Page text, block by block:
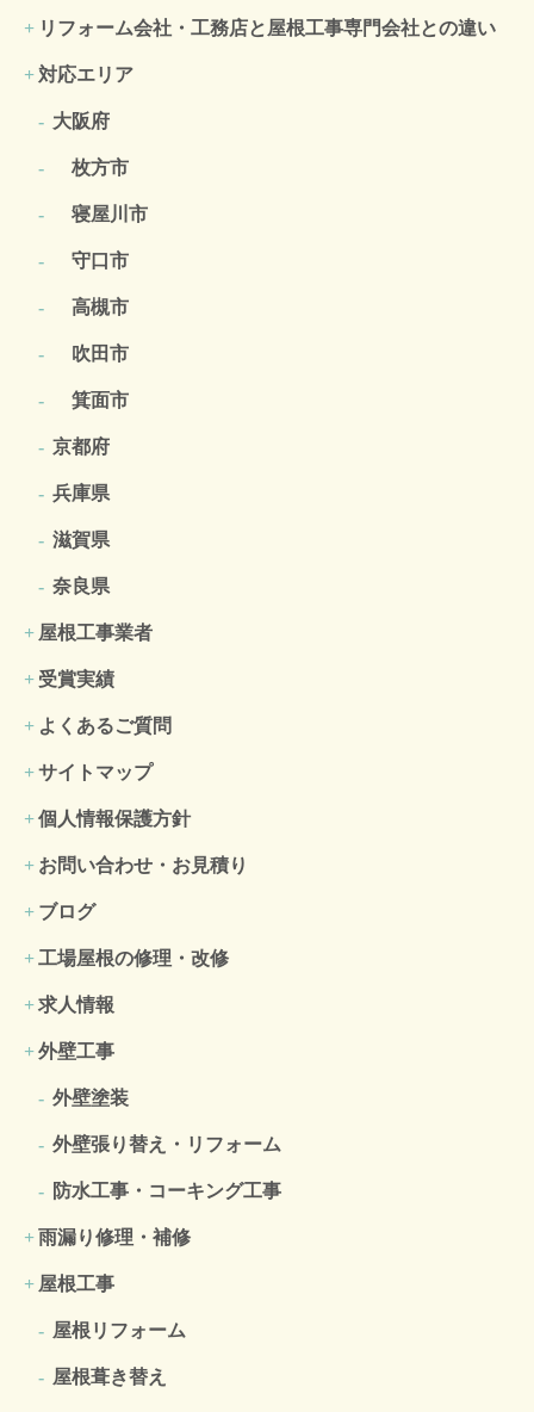
リフォーム会社・工務店と屋根工事専門会社との違い
対応エリア
大阪府
枚方市
寝屋川市
守口市
高槻市
吹田市
箕面市
京都府
兵庫県
滋賀県
奈良県
屋根工事業者
受賞実績
よくあるご質問
サイトマップ
個人情報保護方針
お問い合わせ・お見積り
ブログ
工場屋根の修理・改修
求人情報
外壁工事
外壁塗装
外壁張り替え・リフォーム
防水工事・コーキング工事
雨漏り修理・補修
屋根工事
屋根リフォーム
屋根葺き替え